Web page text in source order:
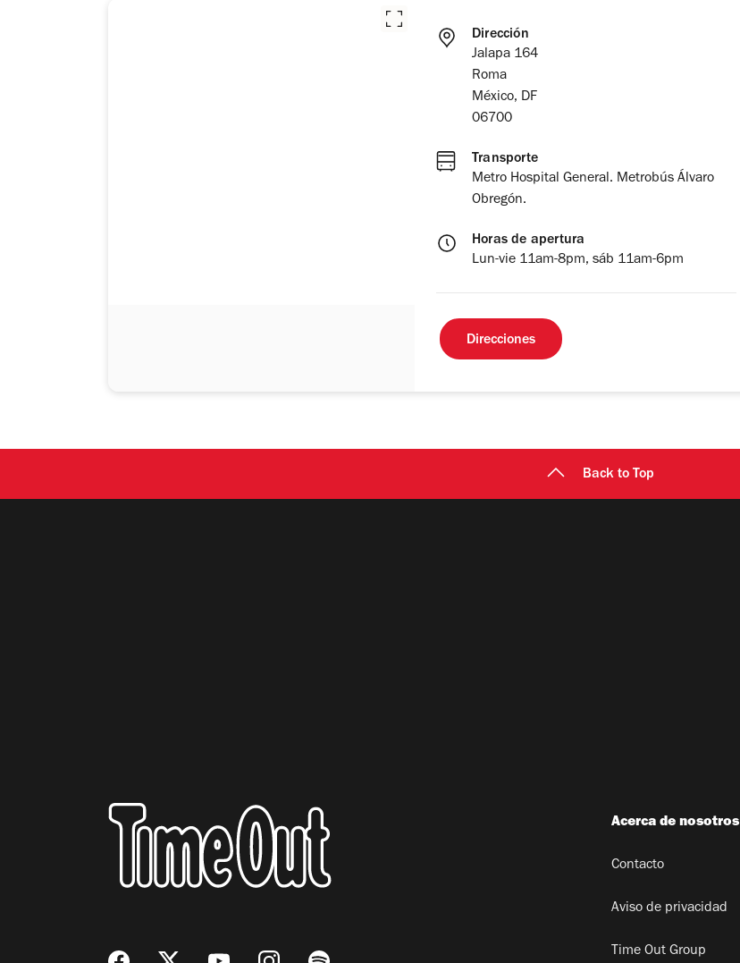
Dirección
Jalapa 164
Roma
México, DF
06700
Transporte
Metro Hospital General. Metrobús Álvaro
Obregón.
Horas de apertura
Lun-vie 11am-8pm, sáb 11am-6pm
Direcciones
Back to Top
Acerca de nosotros
Contacto
Aviso de privacidad
Time Out Group